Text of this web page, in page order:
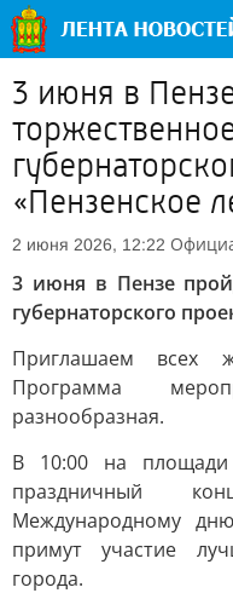
3 июня в
«Пензенское
2 июня 2026, 12:22
3 июня в Пензе
губернаторского
Приглашаем всех
Программа
разнообразная.
В 10:00 на площади
праздничный
Международному
примут участие
города.